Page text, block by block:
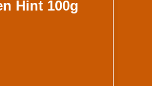
Hint 100g